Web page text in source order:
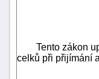
Tento zákon
celků při přijímání